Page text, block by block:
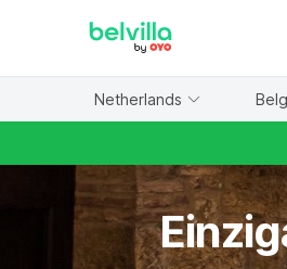
Netherlands